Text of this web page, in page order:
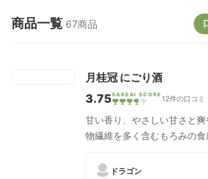
商品一覧 67商品
月桂冠 にごり酒
3.75SAKEAI SCORE 12件の口コミ
甘い香り、やさしい甘さと
物繊維を多く含むもろみの
ドラゴン